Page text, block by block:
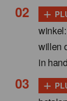
+
willen
in
+